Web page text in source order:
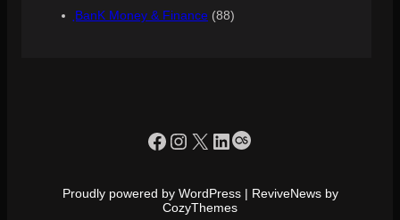
ฺBanK Money & Finance (88)
https://www.facebook.com/profile.php?id=100090086432719
Instagram
X LinkedIn
Last.fm
Proudly powered by WordPress | ReviveNews by
CozyThemes